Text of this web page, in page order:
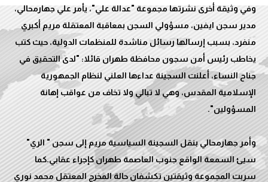
وفي وثيقة أخرى نشرتها مجموعة "عدالة علي"، يأمر علي جهارمحالي،
مدير سجن ايفين، مسؤولي السجن بمعاقبة المعتقلة مريم أكبري
منفرد، بسبب إرسالها رسائل مناشدة للمنظمات الدولية، حيث كتب
يخاطب رئيس أمن سجون محافظة طهران قائلا: "لدى التحقيق في
جناح النساء، أعلنت السجينة عداءها العلني لنظام الجمهورية
الإسلامية المقدس، وهي لا تبالي ولا تخاف من عواقب إهانة
وأمر جهارمحالي بنقل السجينة السياسية مريم إلى سجن " الري"
سيئ السمعة الواقع جنوب العاصمة طهران كإجراء عقابي.كما
سربت المجموعة وثيقتين تكشفان حالة المخرج المعتقل محمد نوري